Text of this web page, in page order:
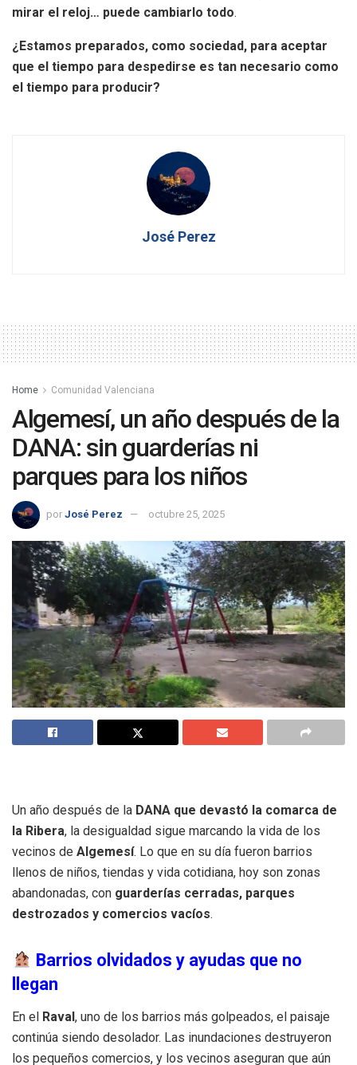
mirar el reloj… puede cambiarlo todo.
¿Estamos preparados, como sociedad, para aceptar
que el tiempo para despedirse es tan necesario como
el tiempo para producir?
José Perez
Home Comunidad Valenciana
Algemesí, un año después de la
DANA: sin guarderías ni
parques para los niños
por José Perez octubre 25, 2025
Un año después de la DANA que devastó la comarca de
la Ribera, la desigualdad sigue marcando la vida de los
vecinos de Algemesí. Lo que en su día fueron barrios
llenos de niños, tiendas y vida cotidiana, hoy son zonas
abandonadas, con guarderías cerradas, parques
destrozados y comercios vacíos.
Barrios olvidados y ayudas que no
llegan
En el Raval, uno de los barrios más golpeados, el paisaje
continúa siendo desolador. Las inundaciones destruyeron
los pequeños comercios, y los vecinos aseguran que aún